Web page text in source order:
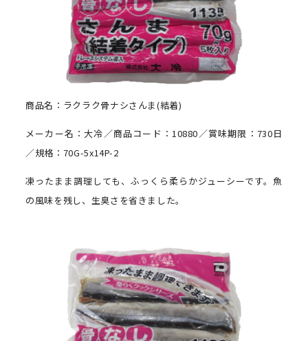
商品名：ラクラク骨ナシさんま(結着)
メーカー名：大冷／商品コード：10880／賞味期限：730日
／規格：70G-5x14P-2
凍ったまま調理しても、ふっくら柔らかジューシーです。魚
の風味を残し、生臭さを省きました。